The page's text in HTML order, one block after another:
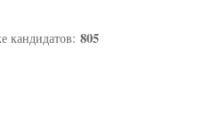
кандидатов: 805